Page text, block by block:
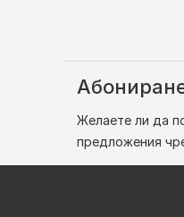
Желаете ли да
предложения